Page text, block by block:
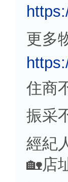
更多
住商
振采
經紀
🏡店